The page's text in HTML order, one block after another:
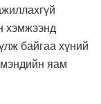
хэмжээнд
байгаа хүний
яам